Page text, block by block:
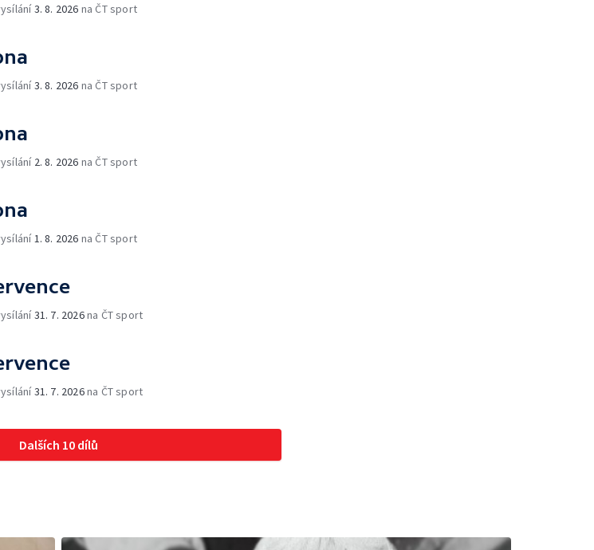
3. 8. 2026 na ČT sport
3. 8. 2026 na ČT sport
2. 8. 2026 na ČT sport
1. 8. 2026 na ČT sport
31. 7. 2026na ČT sport
31. 7. 2026na ČT sport
Dalších 10 dílů